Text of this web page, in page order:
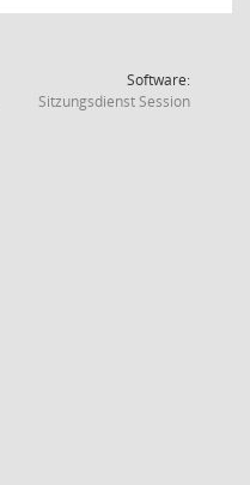
Software:
Sitzungsdienst Session(Wird in